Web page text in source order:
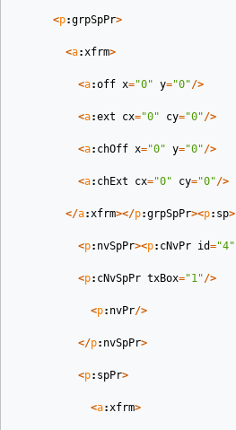
<p:grpSpPr>
<a:xfrm>
<a:off x="0" y="0"/>
<a:ext cx="0" cy="0"/>
<a: chOff x="0" y="0"/>
<a: chExt cx="0" cy="0"/>
</a:xfrm></p:grpSpPr><p: sp>
<p: nvSpPr><p: cNvPr id="4"
<p: cNvSpPr txBox="1"/>
<p: nvPr/>
</p: nvSpPr>
<p: spPr>
<a:xfrm>